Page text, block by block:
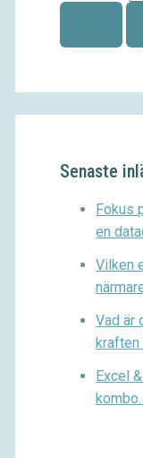
Senaste
Fokus
en
Vilken
Vad är
kraften
Excel